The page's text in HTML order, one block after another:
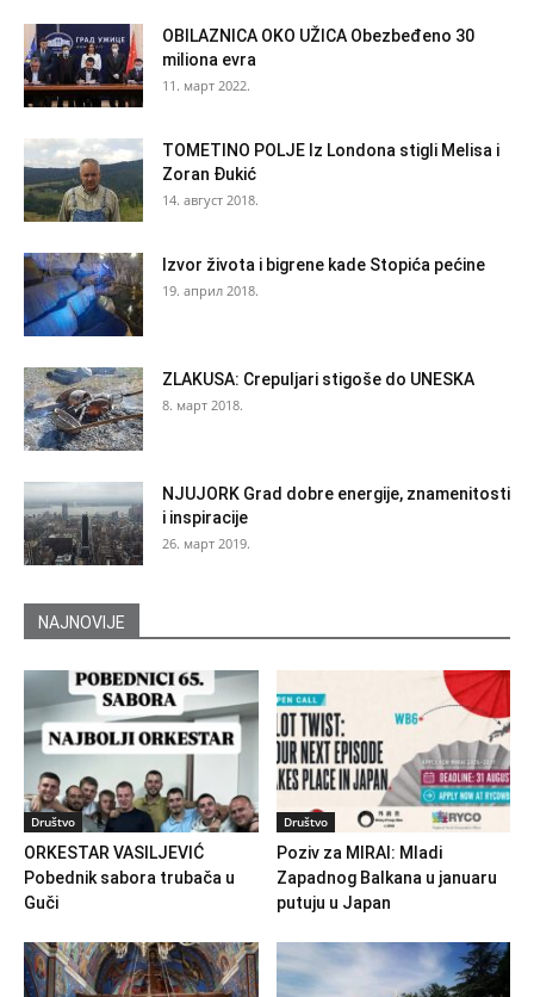
OBILAZNICA OKO UŽICA Obezbeđeno 30
miliona evra
11. март 2022.
TOMETINO POLJE Iz Londona stigli Melisa i
Zoran Đukić
14. август 2018.
Izvor života i bigrene kade Stopića pećine
19. април 2018.
ZLAKUSA: Crepuljari stigoše do UNESKA
8. март 2018.
NJUJORK Grad dobre energije, znamenitosti
i inspiracije
26. март 2019.
NAJNOVIJE
Društvo
ORKESTAR VASILJEVIĆ
Pobednik sabora trubača u
Guči
Društvo
Poziv za MIRAI: Mladi
Zapadnog Balkana u januaru
putuju u Japan